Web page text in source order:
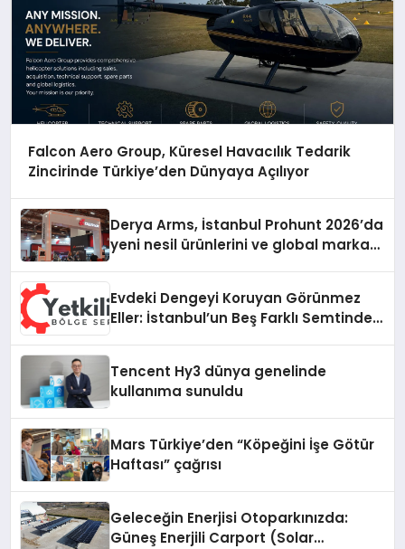
Falcon Aero Group, Küresel Havacılık Tedarik
Zincirinde Türkiye’den Dünyaya Açılıyor
Derya Arms, İstanbul Prohunt 2026’da
yeni nesil ürünlerini ve global marka
Evdeki Dengeyi Koruyan Görünmez
Eller: İstanbul’un Beş Farklı Semtinde
Tencent Hy3 dünya genelinde
kullanıma sunuldu
Mars Türkiye’den “Köpeğini İşe Götür
Haftası” çağrısı
Geleceğin Enerjisi Otoparkınızda:
Güneş Enerjili Carport (Solar